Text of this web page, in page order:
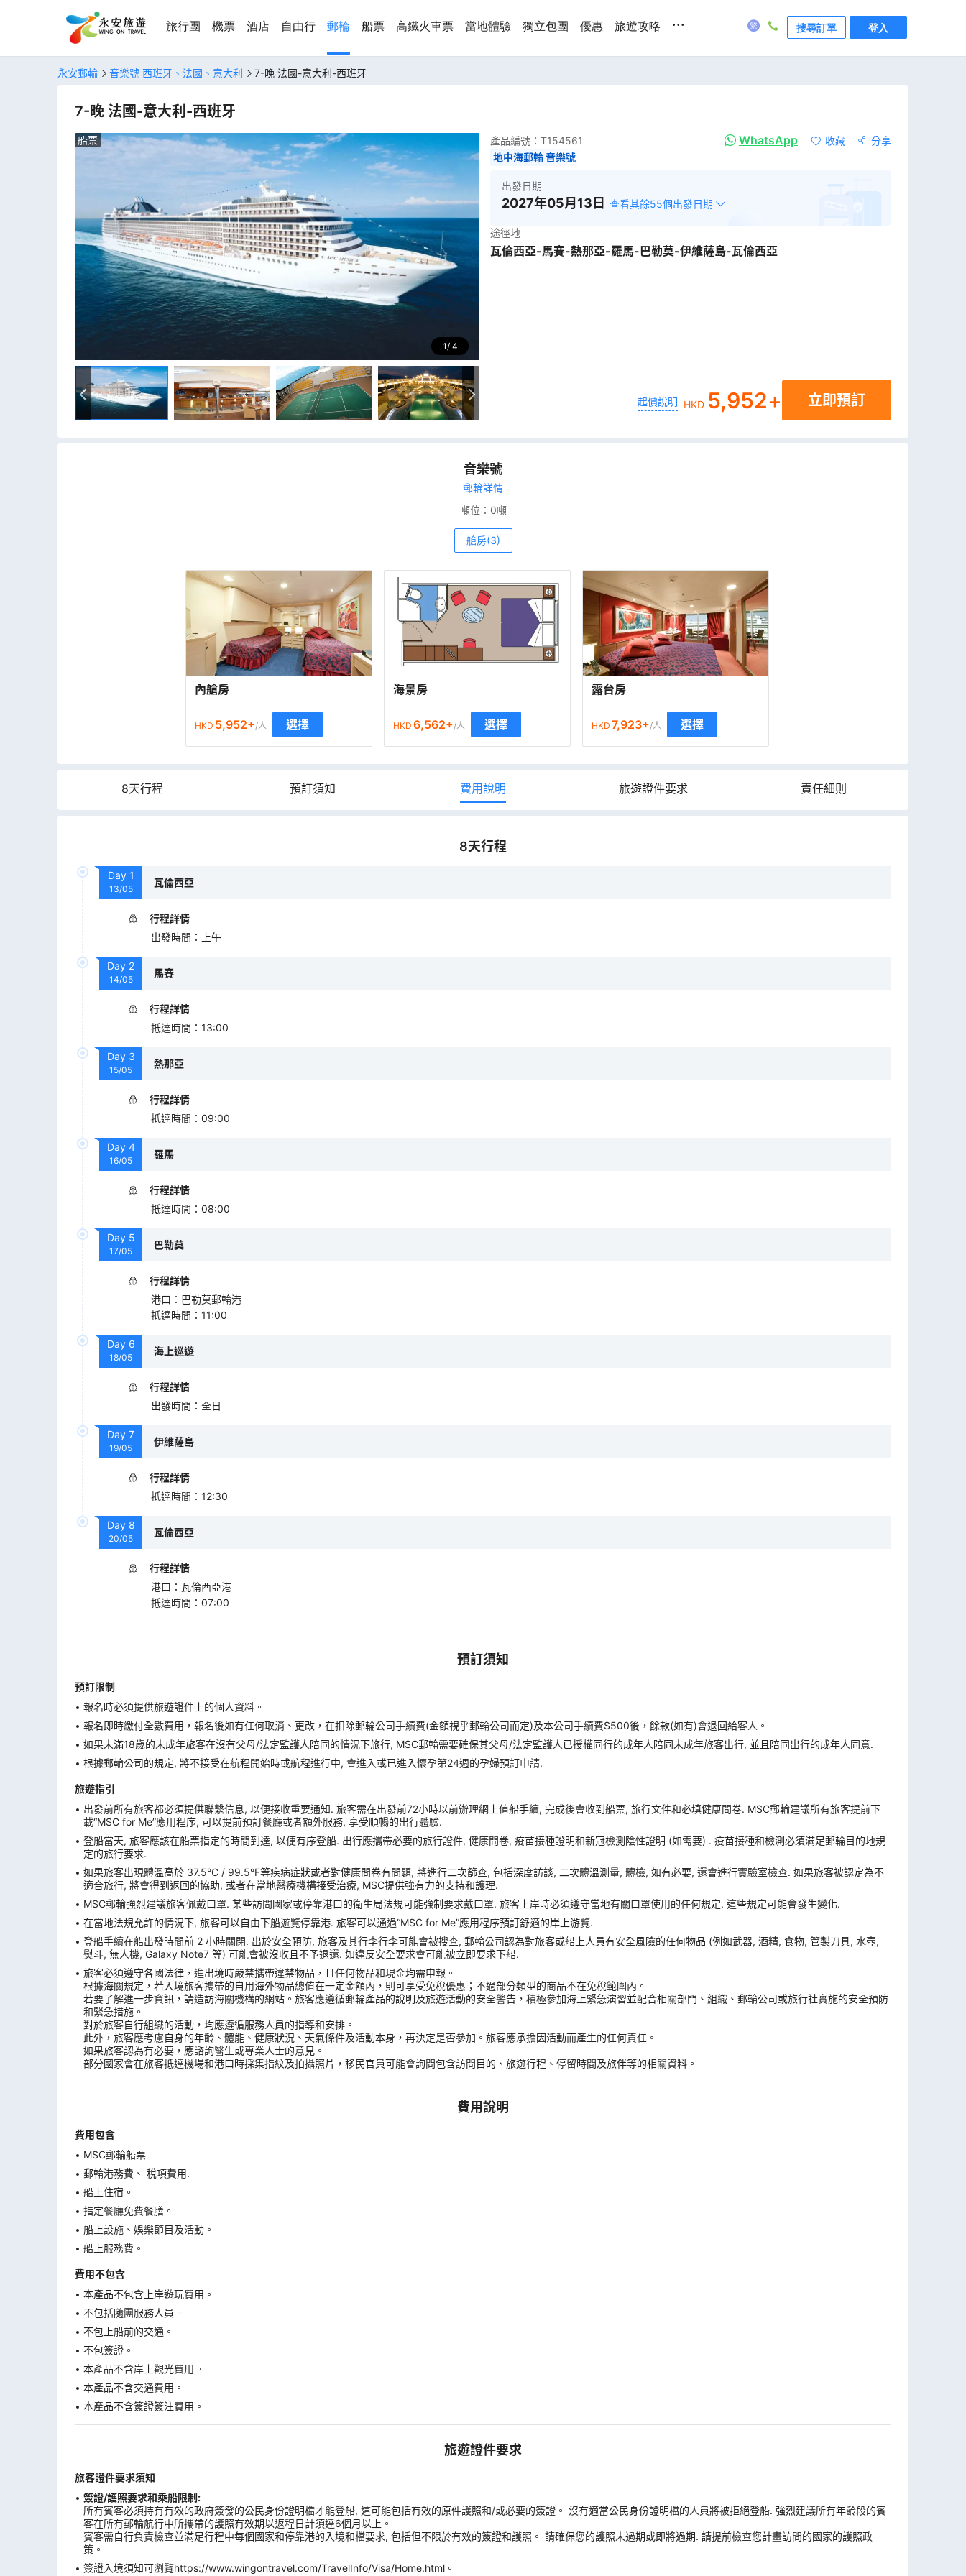
旅行團 機票 酒店 自由行 郵輪 船票 高鐵火車票 當地體驗 獨立包團 優惠 旅遊攻略 ... 搜尋訂單 登入
永安郵輪 音樂號 西班牙、法國、意大利 7-晚 法國-意大利-西班牙
7-晚 法國-意大利-西班牙
1 4
船票 產品編號： T154561 WhatsApp 收藏
分享
地中海郵輪 音樂號
出發日期
2027年05月13日 查看其餘55個出發日期
途徑地
瓦倫西亞-馬賽-熱那亞-羅馬-巴勒莫-伊維薩島-瓦倫西亞
起價說明 HKD 5,952+ 立即預訂
音樂號
郵輪詳情
噸位： 0噸
艙房(3)
內艙房
HKD 5,952+/人 選擇
海景房
HKD 6,562+/人 選擇
露台房
HKD 7,923+/人 選擇
8天行程 預訂須知 費用說明 旅遊證件要求 責任細則
8天行程
Day 1
13/05
瓦倫西亞
行程詳情
出發時間 ： 上午
Day 2
14/05
馬賽
行程詳情
抵達時間 ： 13:00
Day 3
15/05
熱那亞
行程詳情
抵達時間 ： 09:00
Day 4
16/05
羅馬
行程詳情
抵達時間 ： 08:00
Day 5
17/05
巴勒莫
行程詳情
港口 ： 巴勒莫郵輪港
抵達時間 ： 11:00
Day 6
18/05
海上巡遊
行程詳情
出發時間 ： 全日
Day 7
19/05
伊維薩島
行程詳情
抵達時間 ： 12:30
Day 8
20/05
瓦倫西亞
行程詳情
港口 ： 瓦倫西亞港
抵達時間 ： 07:00
預訂須知
預訂限制
報名時必須提供旅遊證件上的個人資料。
報名即時繳付全數費用，報名後如有任何取消、更改，在扣除郵輪公司手續費(金額視乎郵輪公司而定)及本公司手續費$500後，餘款(如有)會退回給客人。
如果未滿18歲的未成年旅客在沒有父母/法定監護人陪同的情況下旅行, MSC郵輪需要確保其父母/法定監護人已授權同行的成年人陪同未成年旅客出行, 並且陪同出行的成年人同意.
根據郵輪公司的規定, 將不接受在航程開始時或航程進行中, 會進入或已進入懷孕第24週的孕婦預訂申請.
旅遊指引
出發前所有旅客都必須提供聯繫信息, 以便接收重要通知. 旅客需在出發前72小時以前辦理網上值船手續, 完成後會收到船票, 旅行文件和必填健康問卷. MSC郵輪建議所有旅客提前下
載“MSC for Me”應用程序, 可以提前預訂餐廳或者額外服務, 享受順暢的出行體驗.
登船當天, 旅客應該在船票指定的時間到達, 以便有序登船. 出行應攜帶必要的旅行證件, 健康問卷, 疫苗接種證明和新冠檢測陰性證明 (如需要) . 疫苗接種和檢測必須滿足郵輪目的地規
定的旅行要求.
如果旅客出現體溫高於 37.5°C / 99.5°F等疾病症狀或者對健康問卷有問題, 將進行二次篩查, 包括深度訪談, 二次體溫測量, 體檢, 如有必要, 還會進行實驗室檢查. 如果旅客被認定為不
適合旅行, 將會得到返回的協助, 或者在當地醫療機構接受治療, MSC提供強有力的支持和護理.
MSC郵輪強烈建議旅客佩戴口罩. 某些訪問國家或停靠港口的衛生局法規可能強制要求戴口罩. 旅客上岸時必須遵守當地有關口罩使用的任何規定. 這些規定可能會發生變化.
在當地法規允許的情況下, 旅客可以自由下船遊覽停靠港. 旅客可以通過“MSC for Me”應用程序預訂舒適的岸上游覽.
登船手續在船出發時間前 2 小時關閉. 出於安全預防, 旅客及其行李行李可能會被搜查, 郵輪公司認為對旅客或船上人員有安全風險的任何物品 (例如武器, 酒精, 食物, 管製刀具, 水壺,
熨斗, 無人機, Galaxy Note7 等) 可能會被沒收且不予退還. 如違反安全要求會可能被立即要求下船.
旅客必須遵守各國法律，進出境時嚴禁攜帶違禁物品，且任何物品和現金均需申報。
根據海關規定，若入境旅客攜帶的自用海外物品總值在一定金額內，則可享受免稅優惠；不過部分類型的商品不在免稅範圍內。
若要了解進一步資訊，請造訪海關機構的網站。旅客應遵循郵輪產品的說明及旅遊活動的安全警告，積極參加海上緊急演習並配合相關部門、組織、郵輪公司或旅行社實施的安全預防
和緊急措施。
對於旅客自行組織的活動，均應遵循服務人員的指導和安排。
此外，旅客應考慮自身的年齡、體能、健康狀況、天氣條件及活動本身，再決定是否參加。旅客應承擔因活動而產生的任何責任。
如果旅客認為有必要，應諮詢醫生或專業人士的意見。
部分國家會在旅客抵達機場和港口時採集指紋及拍攝照片，移民官員可能會詢問包含訪問目的、旅遊行程、停留時間及旅伴等的相關資料。
費用說明
費用包含
MSC郵輪船票
郵輪港務費、 稅項費用.
船上住宿。
指定餐廳免費餐膳。
船上設施、娛樂節目及活動。
船上服務費。
費用不包含
本產品不包含上岸遊玩費用。
不包括隨團服務人員。
不包上船前的交通。
不包簽證。
本產品不含岸上觀光費用。
本產品不含交通費用。
本產品不含簽證簽注費用。
旅遊證件要求
旅客證件要求須知
簽證/護照要求和乘船限制:
所有賓客必須持有有效的政府簽發的公民身份證明檔才能登船, 這可能包括有效的原件護照和/或必要的簽證。 沒有適當公民身份證明檔的人員將被拒絕登船. 強烈建議所有年齡段的賓
客在所有郵輪航行中所攜帶的護照有效期以返程日計須達6個月以上。
賓客需自行負責檢查並滿足行程中每個國家和停靠港的入境和檔要求, 包括但不限於有效的簽證和護照。 請確保您的護照未過期或即將過期. 請提前檢查您計畫訪問的國家的護照政
策。
簽證入境須知可瀏覽https://www.wingontravel.com/TravelInfo/Visa/Home.html。